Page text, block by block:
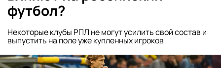
футбол?
Некоторые клубы РПЛ не могут усилить свой состав и
выпустить на поле уже купленных игроков